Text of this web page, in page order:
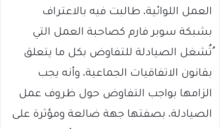
العمل اللوائية، طالبت فيه بالاعتراف
بشبكة سوبر فارم كصاحبة العمل التي
ُتُشغل الصيادلة للتفاوض بكل ما يتعلق
بقانون الاتفاقيات الجماعية، وأنه يجب
الزامها بواجب التفاوض حول ظروف عمل
الصيادلة، بصفتها جهة ضالعة ومؤثرة على